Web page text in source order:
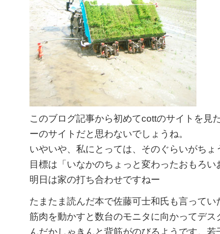
このブログ記事から初めてcottのサイトを見
ーのサイトだと思わないでしょうね。
いやいや、私にとっては、そのぐらいがちょ
目標は「いなかのちょっと変わったおもろ
明日は家の打ち合わせですねー
たまたま読んだ本で佐藤可士和氏も言ってい
筋肉を動かすと数台のモニタに向かってデス
んだかしゃきんと背筋がのびるようです。